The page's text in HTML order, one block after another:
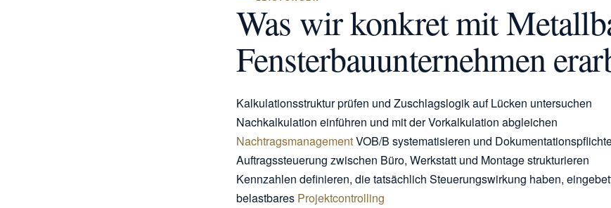
Was wir konkret mit
Fensterbauunternehmen
Kalkulationsstruktur prüfen und Zuschlagslogik auf Lücken untersuchen
Nachkalkulation einführen und mit der Vorkalkulation abgleichen
NachtragsmanagementVOB/B systematisieren und
Auftragssteuerung zwischen Büro, Werkstatt und Montage strukturieren
Kennzahlen definieren, die tatsächlich Steuerungswirkung haben,
belastbares Projektcontrolling